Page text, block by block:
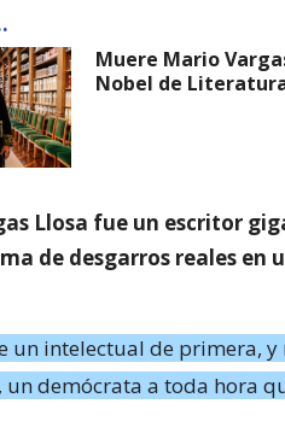
Muere Mario
Nobel de
Llosa fue un escritor
de desgarros reales
un intelectual de primera,
demócrata a toda hora